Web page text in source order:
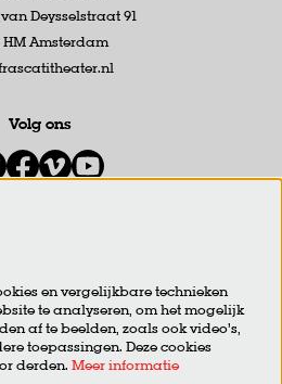
Deysselstraat 91
HM Amsterdam
Volg ons
voor de nieuwsbrief
en vergelijkbare technieken
te analyseren, om het mogelijk
af te beelden, zoals ook video’s,
toepassingen. Deze cookies
derden. Meer informatie